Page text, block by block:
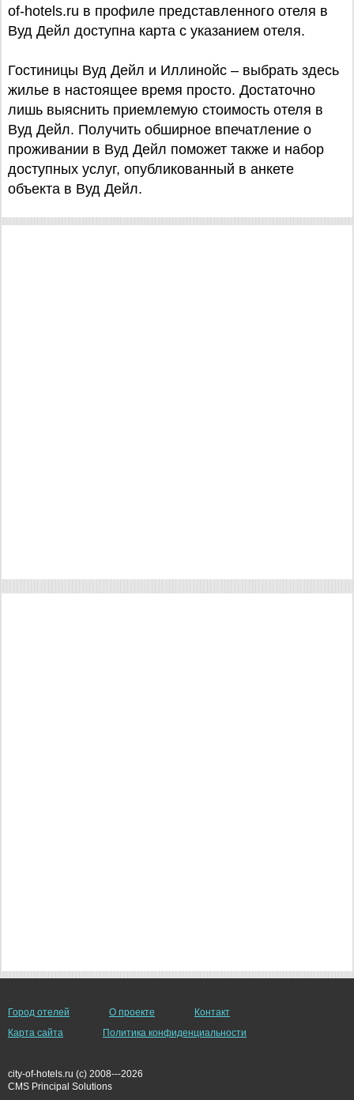
of-hotels.ru в профиле представленного отеля в
Вуд Дейл доступна карта с указанием отеля.
Гостиницы Вуд Дейл и Иллинойс – выбрать здесь
жилье в настоящее время просто. Достаточно
лишь выяснить приемлемую стоимость отеля в
Вуд Дейл. Получить обширное впечатление о
проживании в Вуд Дейл поможет также и набор
доступных услуг, опубликованный в анкете
объекта в Вуд Дейл.
Город отелей О проекте
Контакт
Карта сайта
Политика конфиденциальности
city-of-hotels.ru (c) 2008---2026
СMS Principal Solutions